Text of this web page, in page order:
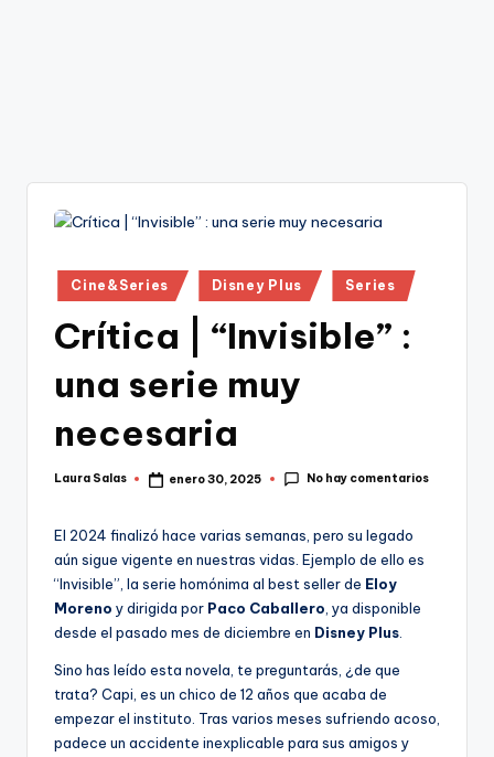
Publicado
en
Cine&Series Disney Plus Series
Crítica | “Invisible” :
una serie muy
necesaria
Publicado
Laura Salas enero 30, 2025 No hay comentarios
El 2024 finalizó hace varias semanas, pero su legado
aún sigue vigente en nuestras vidas. Ejemplo de ello es
“Invisible”, la serie homónima al best seller de Eloy
Moreno y dirigida por Paco Caballero , ya disponible
desde el pasado mes de diciembre en Disney Plus
Sino has leído esta novela, te preguntarás, ¿de que
trata? Capi, es un chico de 12 años que acaba de
empezar el instituto. Tras varios meses sufriendo acoso,
padece un accidente inexplicable para sus amigos y